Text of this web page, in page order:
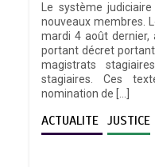
Le système
nouveaux membres.
mardi 4 août dernier,
portant décret
magistrats
stagiaires. Ces
nomination de […]
ACTUALITE JUSTICE